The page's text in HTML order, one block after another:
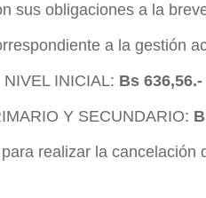
sus obligaciones a la
a la gestión
NIVEL INICIAL: Bs 636,56.-
Y SECUNDARIO:
realizar la cancelación